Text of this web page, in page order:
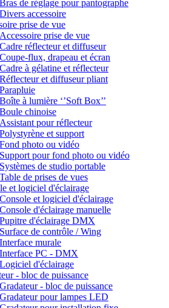
Bras de réglage pour pantographe
Divers accessoire
prise de vue
Accessoire prise de vue
Cadre réflecteur et diffuseur
Coupe-flux, drapeau et écran
Cadre à gélatine et réflecteur
Réflecteur et diffuseur pliant
Parapluie
Boîte à lumière ‘’Soft Box’’
Boule chinoise
Assistant pour réflecteur
Polystyrène et support
Fond photo ou vidéo
Support pour fond photo ou vidéo
Systèmes de studio portable
Table de prises de vues
et logiciel d'éclairage
Console et logiciel d'éclairage
Console d'éclairage manuelle
Pupitre d'éclairage DMX
Surface de contrôle / Wing
Interface murale
Interface PC - DMX
Logiciel d'éclairage
- bloc de puissance
Gradateur - bloc de puissance
Gradateur pour lampes LED